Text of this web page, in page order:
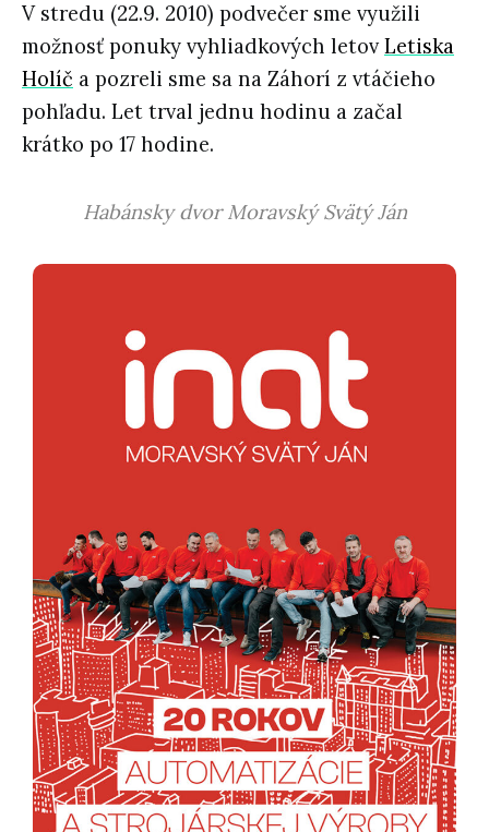
V stredu (22.9. 2010) podvečer sme využili
možnosť ponuky vyhliadkových letovLetiska
Holíč a pozreli sme sa na Záhorí z vtáčieho
pohľadu. Let trval jednu hodinu a začal
krátko po 17 hodine.
Habánsky dvor Moravský Svätý Ján